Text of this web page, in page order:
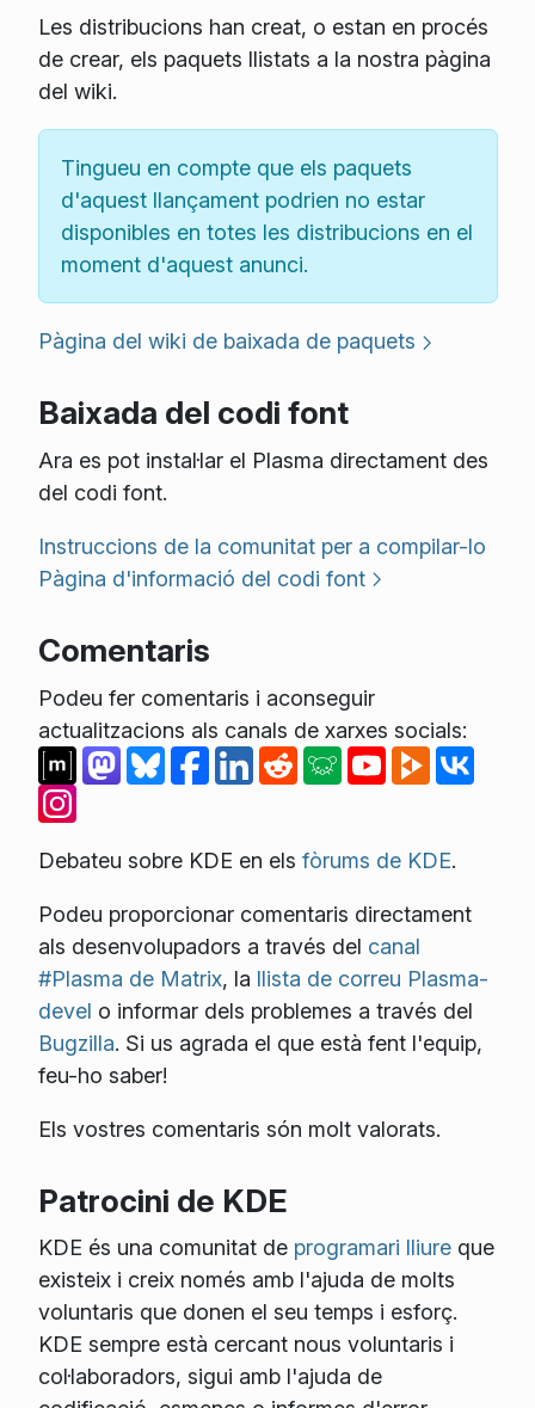
Les distribucions han creat, o estan en procés
de crear, els paquets llistats a la nostra pàgina
del wiki.
Tingueu en compte que els paquets
d'aquest llançament podrien no estar
disponibles en totes les distribucions en el
moment d'aquest anunci.
Pàgina del wiki de baixada de paquets
Baixada del codi font
Ara es pot instal·lar el Plasma directament des
del codi font.
Instruccions de la comunitat per a compilar-lo
Pàgina d'informació del codi font
Comentaris
Podeu fer comentaris i aconseguir
actualitzacions als canals de xarxes socials:
Debateu sobre KDE en els fòrums de KDE.
Podeu proporcionar comentaris directament
als desenvolupadors a través del canal
#Plasma de Matrix, la llista de correu Plasma-
devel o informar dels problemes a través del
Bugzilla. Si us agrada el que està fent l'equip,
feu-ho saber!
Els vostres comentaris són molt valorats.
Patrocini de KDE
KDE és una comunitat de programari lliureque
existeix i creix només amb l'ajuda de molts
voluntaris que donen el seu temps i esforç.
KDE sempre està cercant nous voluntaris i
col·laboradors, sigui amb l'ajuda de